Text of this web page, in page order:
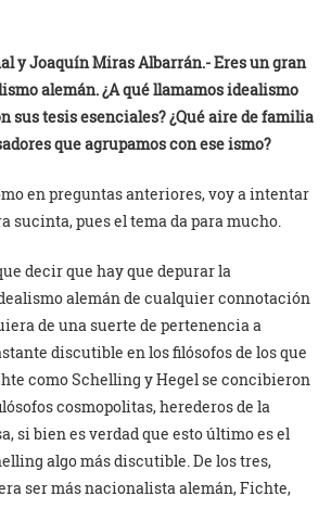
yJoaquín Miras Albarrán.- Eres un gran
alemán. ¿A qué llamamos idealismo
sus tesis esenciales? ¿Qué aire de familia
que agrupamos con ese ismo?
en preguntas anteriores, voy a intentar
sucinta, pues el tema da para mucho.
decir que hay que depurar la
alemán de cualquier connotación
de una suerte de pertenencia a
discutible en los filósofos de los que
como Schelling y Hegel se concibieron
cosmopolitas, herederos de la
si bien es verdad que esto último es el
algo más discutible. De los tres,
ser más nacionalista alemán, Fichte,